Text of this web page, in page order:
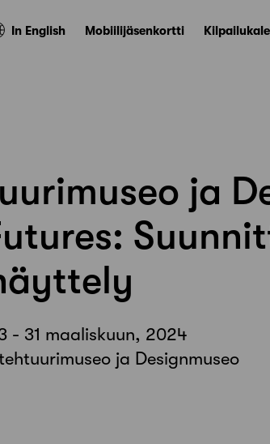
In English Mobiilijäsenkortti
ja
- 31 maaliskuun, 2024
ja Designmuseo